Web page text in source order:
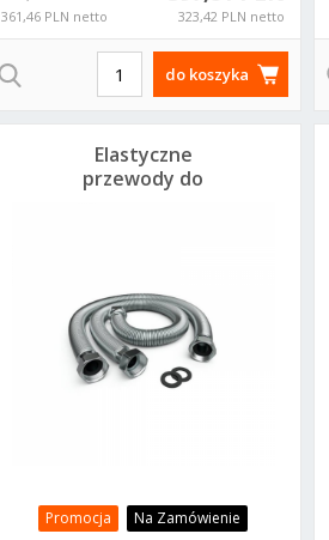
361,46 PLN netto 323,42 PLN netto
do koszyka
Promocja Na Zamówienie
Elastyczne
przewody do